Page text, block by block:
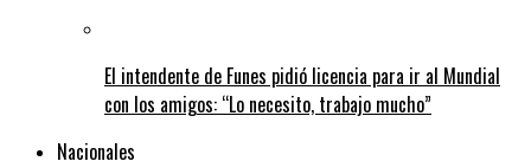
El intendente de Funes pidió licencia para ir al Mundial
con los amigos: “Lo necesito, trabajo mucho”
Nacionales